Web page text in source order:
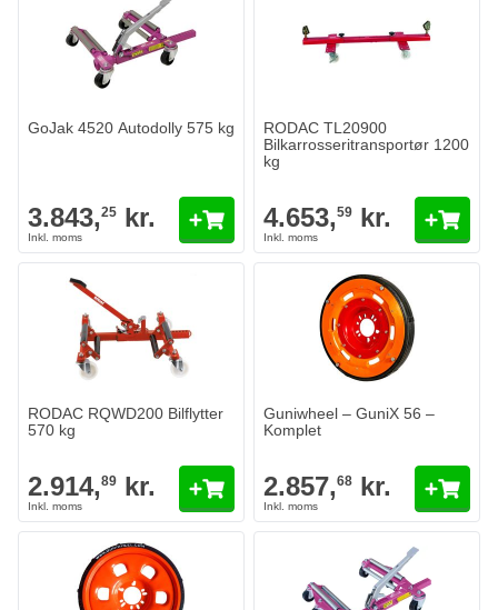
GoJak 4520 Autodolly 575 kg
3.843,25 kr.
RODAC TL20900
Bilkarrosseritransportør 1200
kg
4.653,59 kr.
RODAC RQWD200 Bilflytter
570 kg
2.914,89 kr.
Guniwheel – GuniX 56 –
Komplet
2.857,68 kr.